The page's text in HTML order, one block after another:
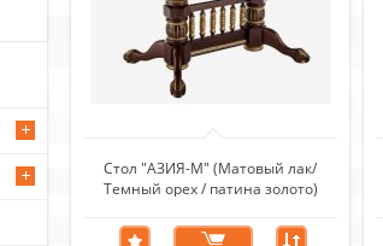
Стол "АЗИЯ-М" (Матовый лак/
Темный орех / патина золото)